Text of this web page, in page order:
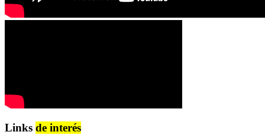
Links de interés